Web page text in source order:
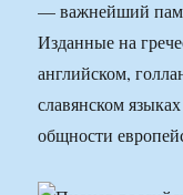
— важнейший
Изданные на
английском,
славянском
общности